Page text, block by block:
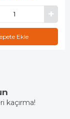
Ekle
kaçırma!